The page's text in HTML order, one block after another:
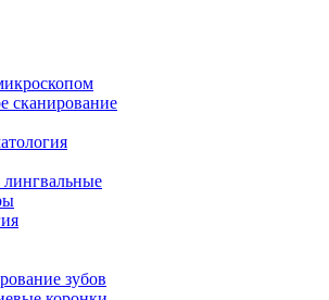
сканирование
лингвальные
зубов